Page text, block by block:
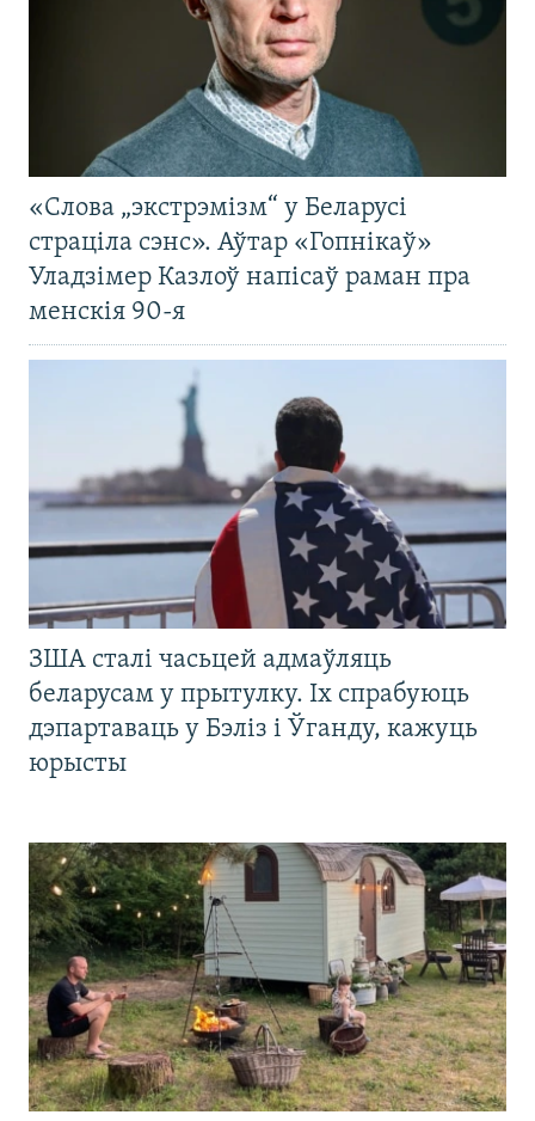
«Слова „экстрэмізм“ у Беларусі
страціла сэнс». Аўтар «Гопнікаў»
Уладзімер Казлоў напісаў раман пра
менскія 90-я
ЗША сталі часьцей адмаўляць
беларусам у прытулку. Іх спрабуюць
дэпартаваць у Бэліз і Ўганду, кажуць
юрысты